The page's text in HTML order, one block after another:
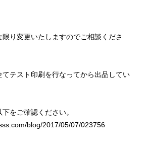
り変更いたしますのでご相談くださ
テスト印刷を行なってから出品してい
をご確認ください。
blog/2017/05/07/023756